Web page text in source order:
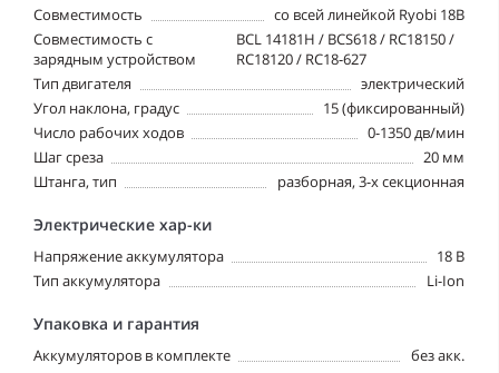
Совместимость
со всей линейкой Ryobi 18В
Совместимость с
зарядным устройством
BCL 14181H / BCS618 / RC18150 /
RC18120 / RC18-627
Тип двигателя
электрический
Угол наклона, градус
15 (фиксированный)
Число рабочих ходов
0-1350 дв/мин
Шаг среза
20 мм
Штанга, тип
разборная, 3-х секционная
Электрические хар-ки
Напряжение аккумулятора
18 В
Тип аккумулятора
Li-Ion
Упаковка и гарантия
Аккумуляторов в комплекте без акк.